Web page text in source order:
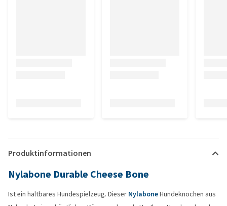
Produktinformationen
Nylabone Durable Cheese Bone
Ist ein haltbares Hundespielzeug. Dieser NylaboneHundeknochen aus